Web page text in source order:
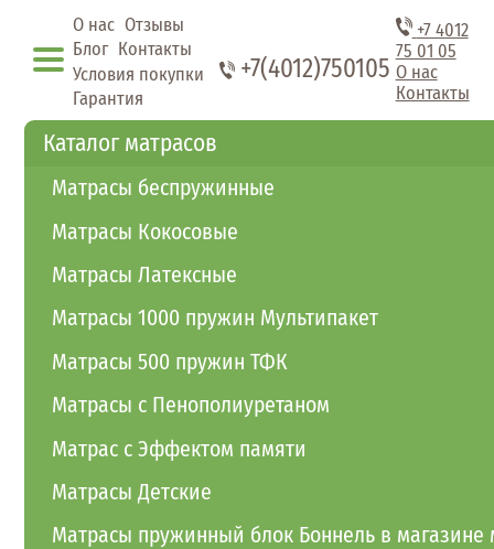
О нас Отзывы
Блог
Контакты
Условия покупки
Гарантия
+7(4012)750105
+7 4012
75 01 05
О нас
Контакты
Каталог матрасов
Матрасы беспружинные
Матрасы Кокосовые
Матрасы Латексные
Матрасы 1000 пружин Мультипакет
Матрасы 500 пружин ТФК
Матрасы с Пенополиуретаном
Матрас с Эффектом памяти
Матрасы Детские
Матрасы пружинный блок Боннель в магазине